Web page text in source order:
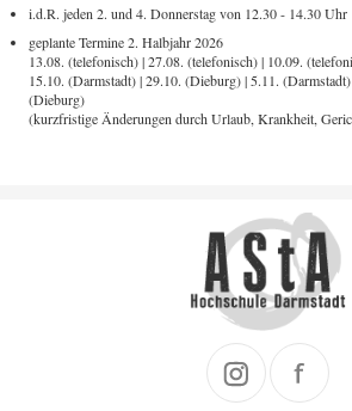
i.d.R. jeden 2. und 4. Donnerstag von 12.30 - 14.30 Uhr
geplante Termine 2. Halbjahr 2026
13.08. (telefonisch) | 27.08. (telefonisch) | 10.09.
15.10. (Darmstadt) | 29.10. (Dieburg) | 5.11.
(Dieburg)
(kurzfristige Änderungen durch Urlaub, Krankheit,